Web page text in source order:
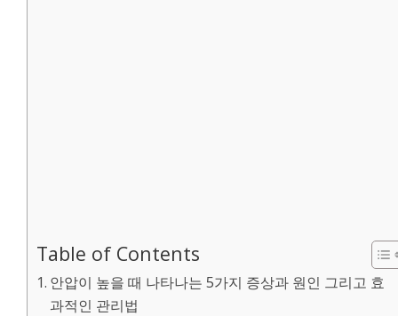
Table of Contents
안압이 높을 때 나타나는 5가지 증상과 원인 그리고 효
과적인 관리법